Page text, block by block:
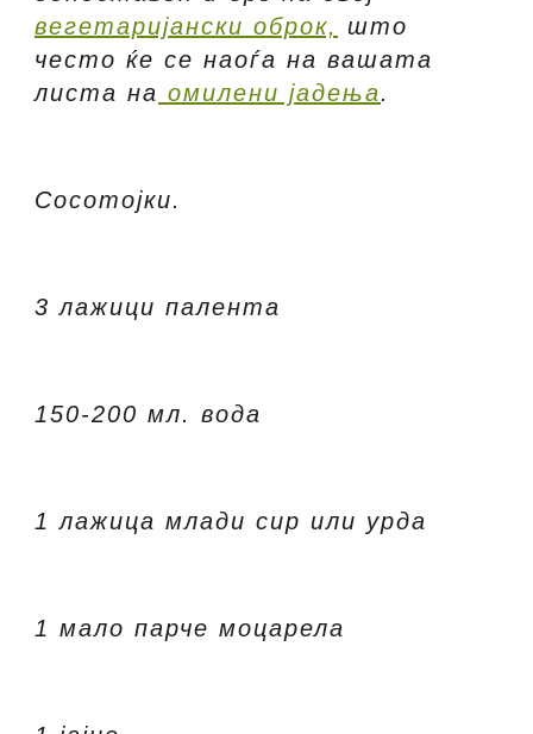
вегетаријански оброк, што
често ќе се наоѓа на вашата
листа на омилени јадења.
Сосотојки.
3 лажици палента
150-200 мл. вода
1 лажица млади сир или урда
1 мало парче моцарела